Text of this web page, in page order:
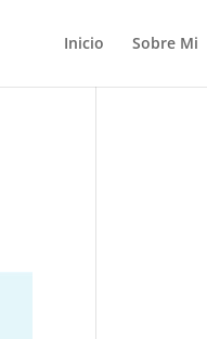
Inicio Sobre Mi